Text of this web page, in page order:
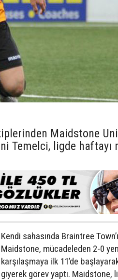
Maidstone
Temelci, ligde
Kendi sahasında Braintree
Maidstone, mücadeleden 2-0
karşılaşmaya ilk 11’de
giyerek görev yaptı. Maidstone,